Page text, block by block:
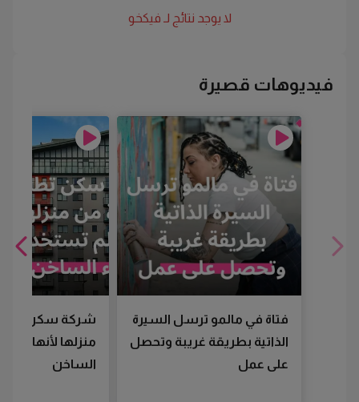
لا يوجد نتائج لـ فيكخو
فيديوهات قصيرة
فتاة في مالمو ترسل السيرة
الذاتية بطريقة غريبة وتحصل
على عمل
شركة سكن
منزلها لأنها لم
الساخن